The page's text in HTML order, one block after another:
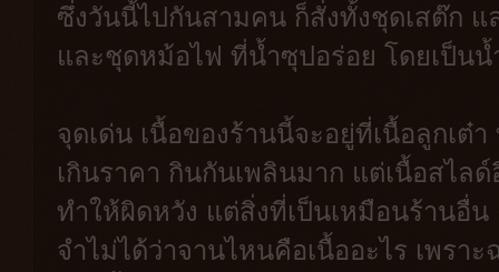
ซึ่งวันนี้ไปกันสามคน ก็สั่งทั้งชุดเสต๊ก
และชุดหม้อไฟ ที่น้ำซุปอร่อย โดยเป็น
จุดเด่น เนื้อของร้านนี้จะอยู่ที่เนื้อลูกเต๋
เกินราคา กินกันเพลินมาก แต่เนื้อสไล
ทำให้ผิดหวัง แต่สิ่งที่เป็นเหมือนร้านอื่น
จำไม่ได้ว่าจานไหนคือเนื้ออะไร เพรา